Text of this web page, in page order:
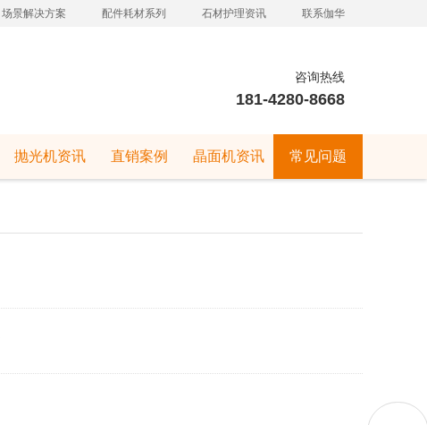
场景解决方案 配件耗材系列 石材护理资讯 联系伽华
咨询热线
181-4280-8668
抛光机资讯 直销案例 晶面机资讯 常见问题